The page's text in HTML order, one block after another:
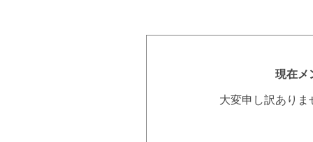
現在メ
大変申し訳あり